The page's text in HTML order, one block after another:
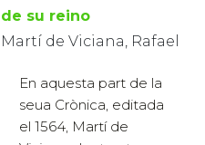
de su reino
Martí de Viciana, Rafael
En aquesta part de la
seua Crònica, editada
el 1564, Martí de